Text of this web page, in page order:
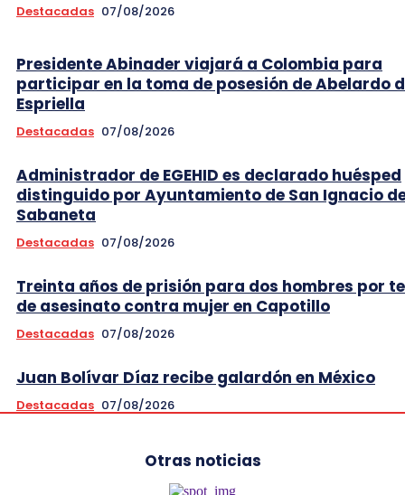
Destacadas 07/08/2026
Presidente Abinader viajará a Colombia para
participar en la toma de posesión de Abelardo
Espriella
Destacadas 07/08/2026
Administrador de EGEHID es declarado huésped
distinguido por Ayuntamiento de San Ignacio
Sabaneta
Destacadas 07/08/2026
Treinta años de prisión para dos hombres por
de asesinato contra mujer en Capotillo
Destacadas 07/08/2026
Juan Bolívar Díaz recibe galardón en México
Destacadas 07/08/2026
Otras noticias